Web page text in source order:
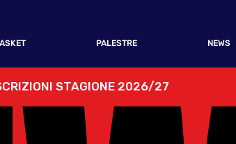
PALESTRE NEWS
STAGIONE 2026/27